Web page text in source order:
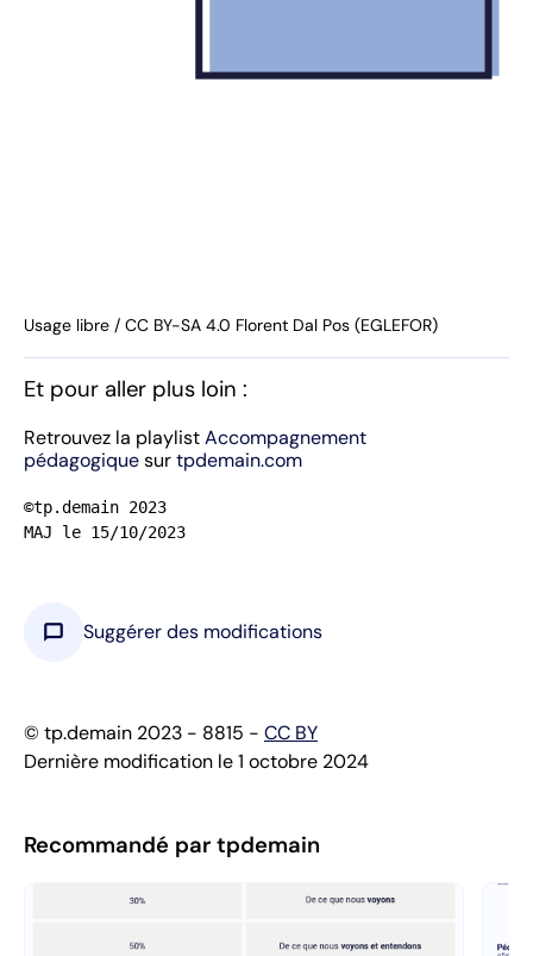
Usage libre / CC BY-SA 4.0 Florent Dal Pos (EGLEFOR)
Et pour aller plus loin :
Retrouvez la playlistAccompagnement
pédagogiquesurtpdemain.com
©tp.demain 2023
MAJ le 15/10/2023
chat_bubble Suggérer des modifications
© tp.demain 2023 - 8815 - CC BY
Dernière modification le 1 octobre 2024
Recommandé par tpdemain